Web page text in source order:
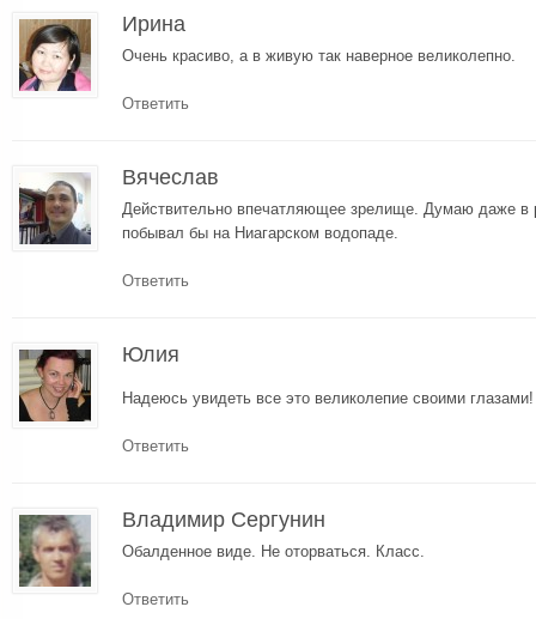
Ирина
Очень красиво, а в живую так наверное великолепно.
Ответить
Вячеслав
Действительно впечатляющее зрелище. Думаю даже в
побывал бы на Ниагарском водопаде.
Ответить
Юлия
Надеюсь увидеть все это великолепие своими
Ответить
Владимир Сергунин
Обалденное виде. Не оторваться. Класс.
Ответить